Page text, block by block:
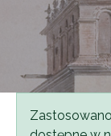
Komunikat